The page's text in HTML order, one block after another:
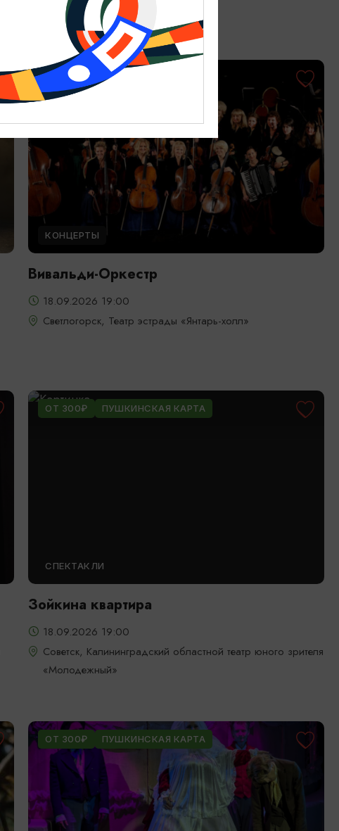
им. Е.Ф. Светланова
ОТ 1000₽
КОНЦЕРТЫ
Вивальди-Оркестр
18.09.2026 19:00
Светлогорск, Театр эстрады «Янтарь-холл»
ОТ 300₽ ПУШКИНСКАЯ КАРТА
СПЕКТАКЛИ
Зойкина квартира
18.09.2026 19:00
Советск, Калининградский областной театр юного зрителя
«Молодежный»
ОТ 300₽ ПУШКИНСКАЯ КАРТА